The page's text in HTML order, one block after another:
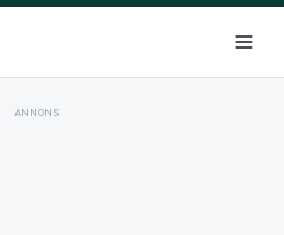
ANNONS